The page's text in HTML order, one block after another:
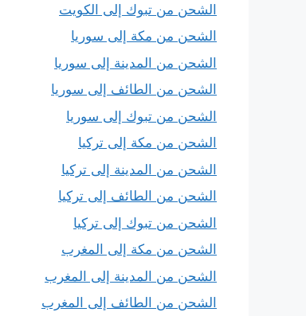
الشحن من تبوك إلى الكويت
الشحن من مكة إلى سوريا
الشحن من المدينة إلى سوريا
الشحن من الطائف إلى سوريا
الشحن من تبوك إلى سوريا
الشحن من مكة إلى تركيا
الشحن من المدينة إلى تركيا
الشحن من الطائف إلى تركيا
الشحن من تبوك إلى تركيا
الشحن من مكة إلى المغرب
الشحن من المدينة إلى المغرب
الشحن من الطائف إلى المغرب